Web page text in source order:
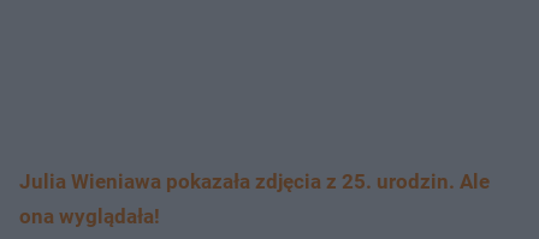
Julia Wieniawa pokazała zdjęcia z 25. urodzin. Ale
ona wyglądała!